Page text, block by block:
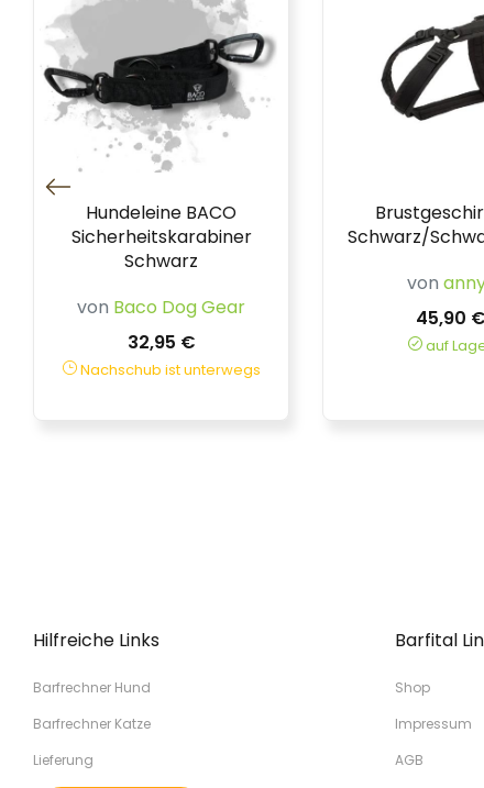
Hundeleine BACO
Sicherheitskarabiner
Schwarz
von Baco Dog Gear
32,95 €
Nachschub ist unterwegs
Schwarz/
von
45,90 €
auf
Hilfreiche Links
Barfrechner Hund
Barfrechner Katze
Lieferung
Barfital
Shop
Impressum
AGB